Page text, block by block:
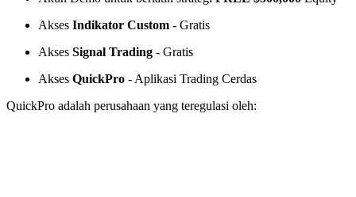
Akses Indikator Custom - Gratis
Akses Signal Trading - Gratis
Akses QuickPro - Aplikasi Trading Cerdas
QuickPro adalah perusahaan yang teregulasi oleh: